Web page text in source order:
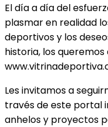
El día a día del
plasmar en realidad
deportivos y los
historia, los
Les invitamos a
través de este portal
anhelos y proyectos